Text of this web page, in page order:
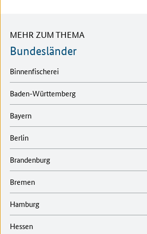
MEHR ZUM THEMA
Bundesländer
Binnenfischerei
Baden-Württemberg
Bayern
Berlin
Brandenburg
Bremen
Hamburg
Hessen